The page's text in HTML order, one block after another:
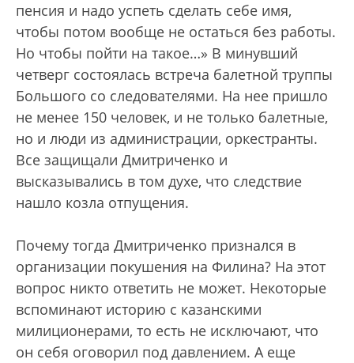
пенсия и надо успеть сделать себе имя,
чтобы потом вообще не остаться без работы.
Но чтобы пойти на такое…» В минувший
четверг состоялась встреча балетной труппы
Большого со следователями. На нее пришло
не менее 150 человек, и не только балетные,
но и люди из администрации, оркестранты.
Все защищали Дмитриченко и
высказывались в том духе, что следствие
нашло козла отпущения.
Почему тогда Дмитриченко признался в
организации покушения на Филина? На этот
вопрос никто ответить не может. Некоторые
вспоминают историю с казанскими
милиционерами, то есть не исключают, что
он себя оговорил под давлением. А еще